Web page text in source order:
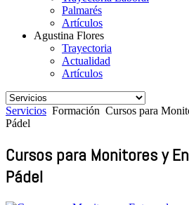
Palmarés
Artículos
Agustina Flores
Trayectoria
Actualidad
Artículos
Servicios Formación Cursos para
Pádel
Cursos para Monitores y
Pádel